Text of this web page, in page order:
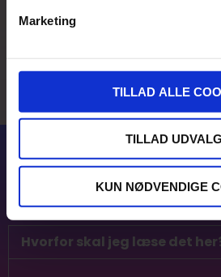
Marketing
TILLAD ALLE
TILLAD
KUN NØDVENDIGE
Hvorfor skal jeg læse det